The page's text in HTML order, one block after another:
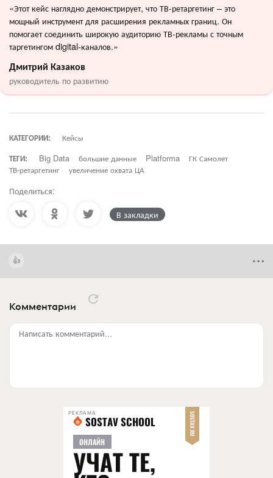
«Этот кейс наглядно демонстрирует, что ТВ-ретаргетинг – это
мощный инструмент для расширения рекламных границ. Он
помогает соединить широкую аудиторию ТВ-рекламы с точным
таргетингом digital-каналов.»
Дмитрий Казаков
руководитель по развитию
КАТЕГОРИИ:
Кейсы
ТЕГИ:
Big Data большие данные Platforma
ГК Самолет
ТВ-ретаргетинг
увеличение охвата ЦА
Поделиться:
В закладки
Комментарии
Написать комментарий...
РЕКЛАМА